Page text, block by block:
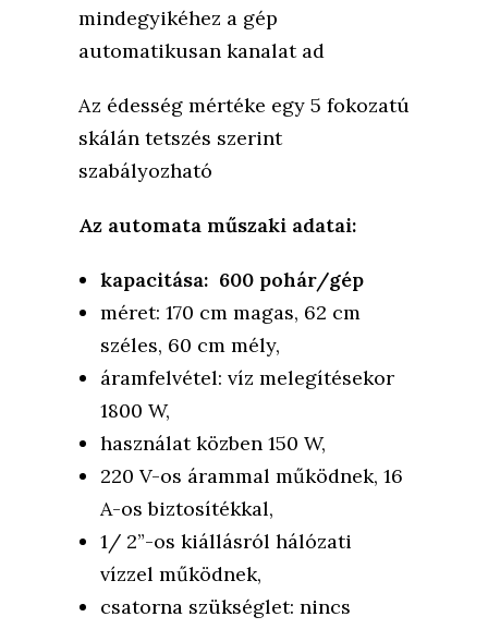
mindegyikéhez a gép
automatikusan kanalat ad
Az édesség mértéke egy 5 fokozatú
skálán tetszés szerint
szabályozható
Az automata műszaki adatai:
kapacitása: 600 pohár/gép
méret: 170 cm magas, 62 cm
széles, 60 cm mély,
áramfelvétel: víz melegítésekor
1800 W,
használat közben 150 W,
220 V-os árammal működnek, 16
A-os biztosítékkal,
1/ 2”-os kiállásról hálózati
vízzel működnek,
csatorna szükséglet: nincs